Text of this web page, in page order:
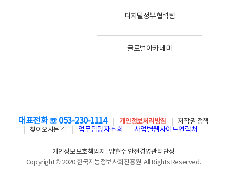
디지털정부협력팀
글로벌아카데미
대표전화 ☏ 053-230-1114 개인정보처리방침
저작권 정책
찾아오시는 길
업무담당자조회 사업별웹사이트연락처
개인정보보호책임자 : 양현수 안전경영관리단장
Copyright © 2020 한국지능정보사회진흥원. All Rights Reserved.